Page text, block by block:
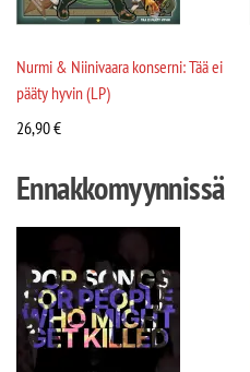
Nurmi & Niinivaara konserni: Tää ei
pääty hyvin (LP)
26,90€
Ennakkomyynnissä